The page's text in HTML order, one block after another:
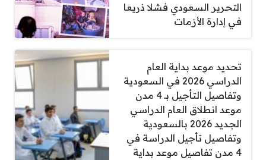
التحرير السعودي فشلا ذريعا
في إدارة الأزمات
تحديد موعد بداية العام
الدراسي 2026 في السعودية
وتفاصيل التأجيل بـ 4 مدن
موعد انطلاق العام الدراسي
الجديد 2026 بالسعودية
وتفاصيل تأجيل الدراسة في
4 مدن تفاصيل موعد بداية